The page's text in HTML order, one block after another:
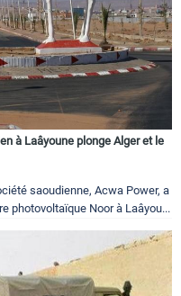
à Laâyoune plonge Alger et le
saoudienne, Acwa Power, a
photovoltaïque Noor à Laâyou...